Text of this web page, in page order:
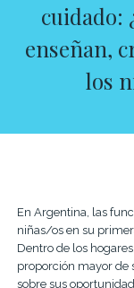
cuidado:
enseñan,
los
En Argentina, las
niñas/os en su
Dentro de los
proporción mayor de
sobre sus